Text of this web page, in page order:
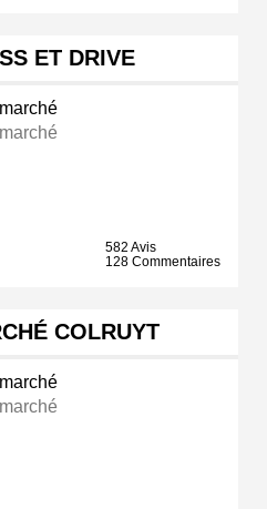
ET DRIVE
582 Avis
128 Commentaires
COLRUYT